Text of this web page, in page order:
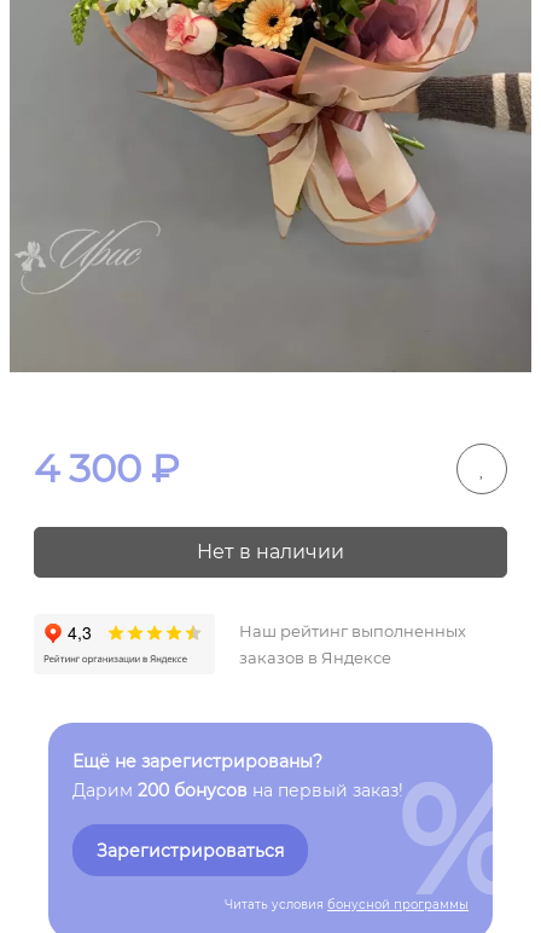
4 300 ₽
Нет в наличии
Наш рейтинг выполненных
заказов в Яндексе
Ещё не зарегистрированы?
Дарим 200 бонусов на первый заказ!
Зарегистрироваться
Читать условия бонусной программы
%